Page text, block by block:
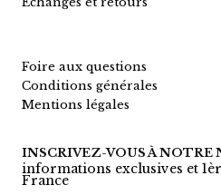
Foire aux questions
Conditions générales
Mentions légales
INSCRIVEZ-VOUS À NOTRE
informations exclusives et
France